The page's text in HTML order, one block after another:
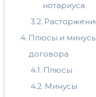
нотариуса
Плюсы и
договора
Плюсы
Минусы